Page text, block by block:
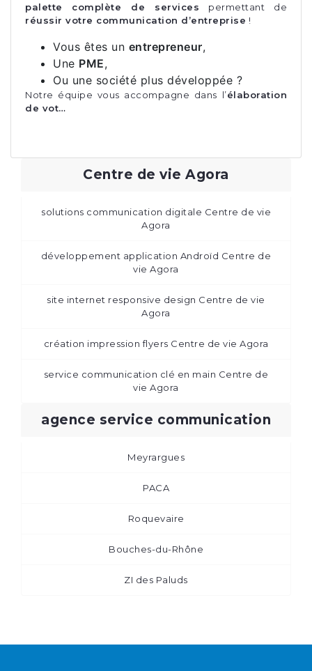
palette complète de services permettant de
réussir votre communication d’entreprise !
Vous êtes un entrepreneur,
Une PME,
Ou une société plus développée ?
Notre équipe vous accompagne dans l’élaboration
de vot…
Centre de vie Agora
solutions communication digitale Centre de vie
Agora
développement application Androïd Centre de
vie Agora
site internet responsive design Centre de vie
Agora
création impression flyers Centre de vie Agora
service communication clé en main Centre de
vie Agora
agence service communication
Meyrargues
PACA
Roquevaire
Bouches-du-Rhône
ZI des Paluds